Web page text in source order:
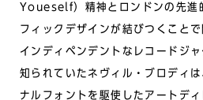
Youeself）精神とロンドンの先進
フィックデザインが結びつくことで
インディペンデントなレコードジ
知られていたネヴィル・ブロディ
ナルフォントを駆使したアートデ